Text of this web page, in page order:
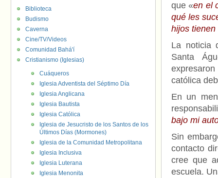
que «en el
qué les
hijos
La noticia
Santa
católica
En un
bajo mi
Sin
contacto
cree que
escuela.
Biblioteca
Budismo
Caverna
Cine/TV/Videos
Comunidad Bahá'í
Cristianismo (Iglesias)
Cuáqueros
Iglesia Adventista del Séptimo Día
Iglesia Anglicana
Iglesia Bautista
Iglesia Católica
Iglesia de Jesucristo de los Santos de los
Últimos Días (Mormones)
Iglesia de la Comunidad Metropolitana
Iglesia Inclusiva
Iglesia Luterana
Iglesia Menonita